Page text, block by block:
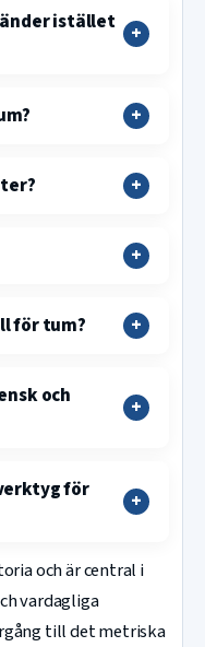
istället
för tum?
och
för
och är central i
vardagliga
till det metriska